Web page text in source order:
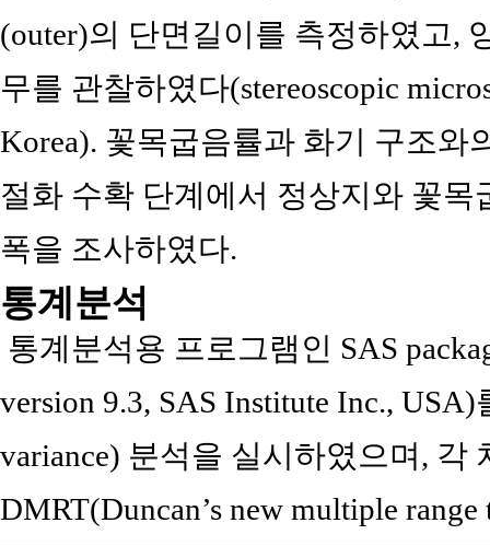
(outer)의 단면길이를 측정하였고,
무를 관찰하였다(stereoscopic
Korea). 꽃목굽음률과 화기 구조와
절화 수확 단계에서 정상지와 꽃
폭을 조사하였다.
통계분석
통계분석용 프로그램인 SAS
version 9.3, SAS Institute Inc.,
variance) 분석을 실시하였으며, 각
DMRT(Duncan’s new multiple